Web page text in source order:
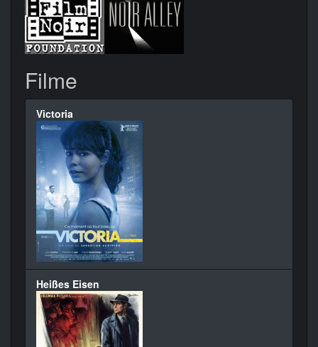
Filme
Victoria
Heißes Eisen